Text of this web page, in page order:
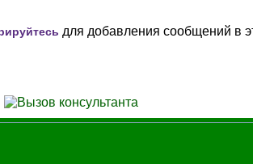
для добавления сообщений в